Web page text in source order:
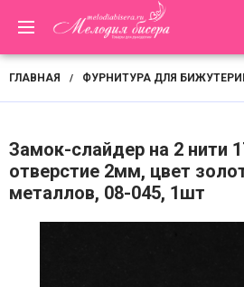
ГЛАВНАЯ / ФУРНИТУРА ДЛЯ
Замок-слайдер на 2 нити
отверстие 2мм, цвет
металлов, 08-045, 1шт